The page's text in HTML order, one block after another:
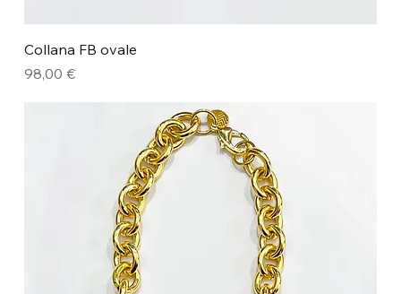
Collana FB ovale
Prezzo
98,00 €